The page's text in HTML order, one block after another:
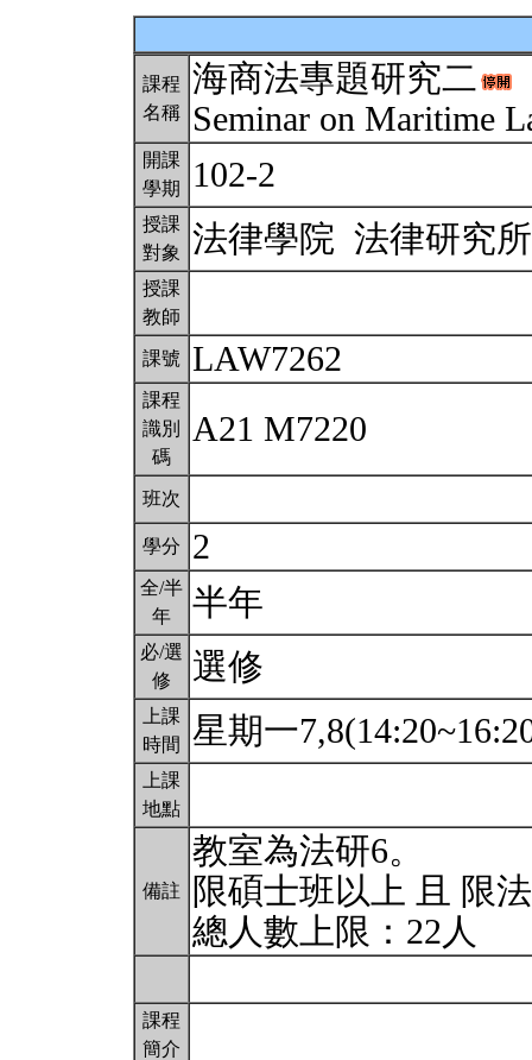
課程
名稱
海商法專題研究二
Seminar on Maritime
開課
學期
102-2
授課
對象
法律學院 法律研究
授課
教師
課號 LAW7262
課程
識別
碼
A21 M7220
班次
學分 2
全/半
年
半年
必/選
修
選修
上課
時間
星期一
上課
地點
備註
教室為法研6。
限碩士班以上 且 限
總人數上限：22人
課程
簡介